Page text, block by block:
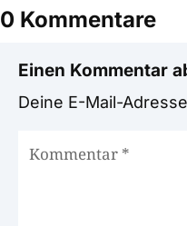
0 Kommentare
Einen Kommentar
Deine E-Mail-